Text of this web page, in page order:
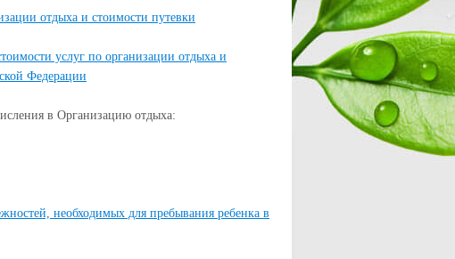
отдыха и стоимости путевки
услуг по организации отдыха и
Федерации
в Организацию отдыха:
необходимых для пребывания ребенка в